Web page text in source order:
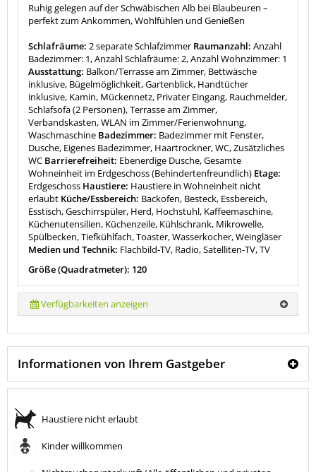
Ruhig gelegen auf der Schwäbischen Alb bei Blaubeuren –
perfekt zum Ankommen, Wohlfühlen und Genießen
Schlafräume: 2 separate Schlafzimmer Raumanzahl: Anzahl
Badezimmer: 1, Anzahl Schlafräume: 2, Anzahl Wohnzimmer: 1
Ausstattung: Balkon/Terrasse am Zimmer, Bettwäsche
inklusive, Bügelmöglichkeit, Gartenblick, Handtücher
inklusive, Kamin, Mückennetz, Privater Eingang, Rauchmelder,
Schlafsofa (2 Personen), Terrasse am Zimmer,
Verbandskasten, WLAN im Zimmer/Ferienwohnung,
Waschmaschine Badezimmer: Badezimmer mit Fenster,
Dusche, Eigenes Badezimmer, Haartrockner, WC, Zusätzliches
WC Barrierefreiheit: Ebenerdige Dusche, Gesamte
Wohneinheit im Erdgeschoss (Behindertenfreundlich) Etage:
Erdgeschoss Haustiere: Haustiere in Wohneinheit nicht
erlaubt Küche/Essbereich: Backofen, Besteck, Essbereich,
Esstisch, Geschirrspüler, Herd, Hochstuhl, Kaffeemaschine,
Küchenutensilien, Küchenzeile, Kühlschrank, Mikrowelle,
Spülbecken, Tiefkühlfach, Toaster, Wasserkocher, Weingläser
Medien und Technik: Flachbild-TV, Radio, Satelliten-TV, TV
Größe (Quadratmeter): 120
Verfügbarkeiten anzeigen
Informationen von Ihrem Gastgeber
Haustiere nicht erlaubt
Kinder willkommen